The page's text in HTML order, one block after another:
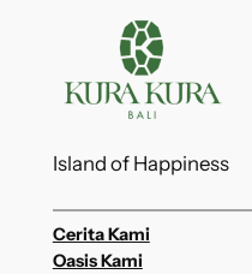
Island of Happiness
Cerita Kami
Oasis Kami